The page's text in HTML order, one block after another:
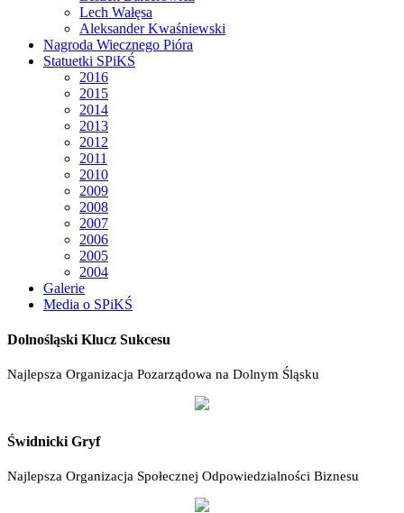
Lech Wałęsa
Aleksander Kwaśniewski
Nagroda Wiecznego Pióra
Statuetki SPiKŚ
2016
2015
2014
2013
2012
2011
2010
2009
2008
2007
2006
2005
2004
Galerie
Media o SPiKŚ
Dolnośląski Klucz Sukcesu
Najlepsza Organizacja Pozarządowa na Dolnym Śląsku
Świdnicki Gryf
Najlepsza Organizacja Społecznej Odpowiedzialności Biznesu